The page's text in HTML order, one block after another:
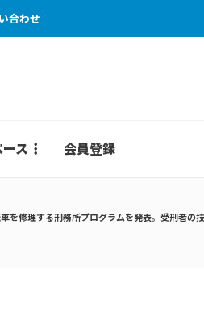
合わせ
ス 会員登録
を修理する刑務所プログラムを発表。受刑者の